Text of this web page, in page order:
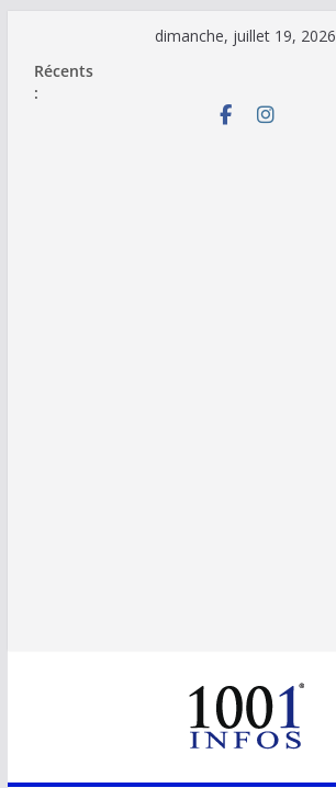
contenu
dimanche, juillet 19, 2026
Récents
: